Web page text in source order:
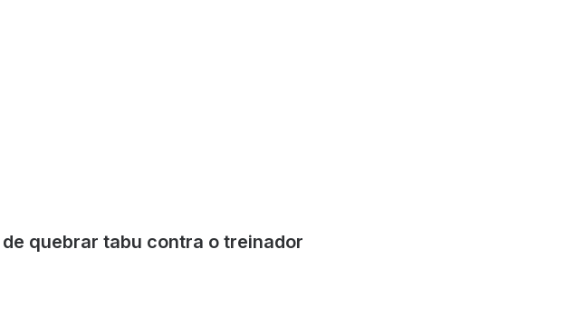
quebrar tabu contra o treinador